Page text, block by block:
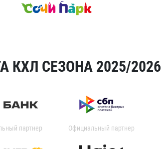
СЕЗОНА 2025/2026
партнер Официальный партнер